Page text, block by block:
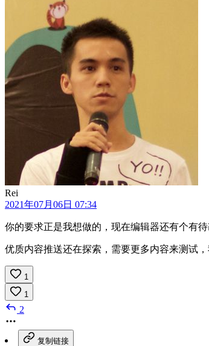
Rei
2021年07月06日 07:34
你的要求正是我想做的，现在编辑器还有个有
优质内容推送还在探索，需要更多内容来测试，
1
1
2
复制链接